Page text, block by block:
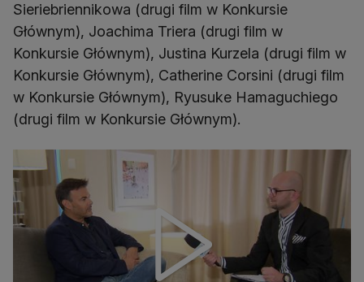
Sieriebriennikowa (drugi film w Konkursie
Głównym), Joachima Triera (drugi film w
Konkursie Głównym), Justina Kurzela (drugi film w
Konkursie Głównym), Catherine Corsini (drugi film
w Konkursie Głównym), Ryusuke Hamaguchiego
(drugi film w Konkursie Głównym).